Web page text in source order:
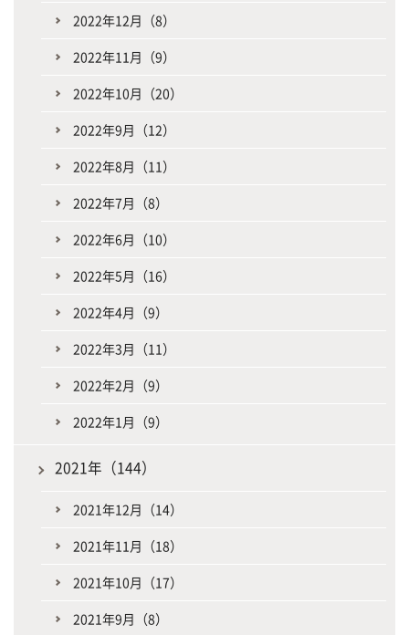
2022年12月（8）
2022年11月（9）
2022年10月（20）
2022年9月（12）
2022年8月（11）
2022年7月（8）
2022年6月（10）
2022年5月（16）
2022年4月（9）
2022年3月（11）
2022年2月（9）
2022年1月（9）
2021年（144）
2021年12月（14）
2021年11月（18）
2021年10月（17）
2021年9月（8）